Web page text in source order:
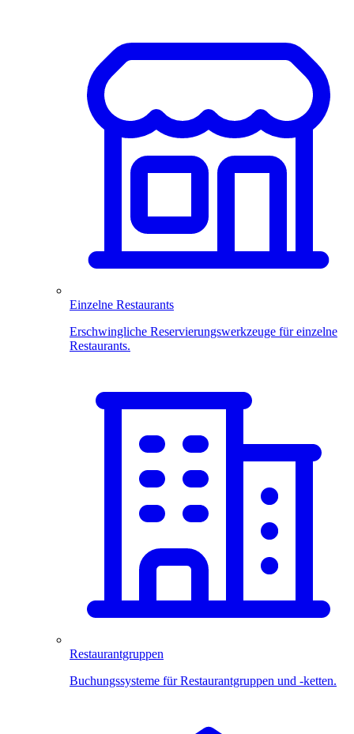
Einzelne Restaurants
Erschwingliche Reservierungswerkzeuge für einzelne
Restaurants.
Restaurantgruppen
Buchungssysteme für Restaurantgruppen und -ketten.